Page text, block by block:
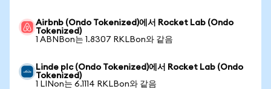
Airbnb (Ondo Tokenized)에서 Rocket Lab (Ondo
Tokenized)
1 ABNBon는 1.8307 RKLBon와 같음
Linde plc (Ondo Tokenized)에서 Rocket Lab (Ondo
Tokenized)
1 LINon는 6.1114 RKLBon와 같음